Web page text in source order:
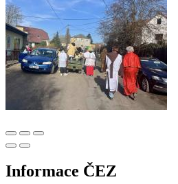
Informace ČEZ